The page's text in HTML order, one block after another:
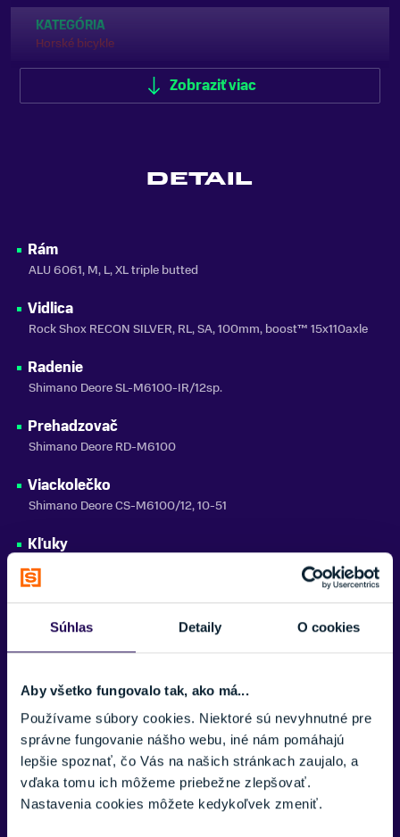
Súhlas Detaily O cookies
Aby všetko fungovalo tak, ako má...
Používame súbory cookies. Niektoré sú nevyhnutné pre
správne fungovanie nášho webu, iné nám pomáhajú
lepšie spoznať, čo Vás na našich stránkach zaujalo, a
vďaka tomu ich môžeme priebežne zlepšovať.
Nastavenia cookies môžete kedykoľvek zmeniť.
KATEGÓRIA
Horské bicykle
Predné odpruženie (Hardtail)
VLASTNOSTI BICYKLA
s prehadzovačkou
do 150 kg
2025
CTM
Zobraziť viac
DETAIL
Rám
ALU 6061, M, L, XL triple butted
Vidlica
Rock Shox RECON SILVER, RL, SA, 100mm, boost™ 15x110axle
Radenie
Shimano Deore SL-M6100-IR/12sp.
Prehadzovač
Shimano Deore RD-M6100
Viackolečko
Shimano Deore CS-M6100/12, 10-51
Kľuky
Shimano Deore FC-M6100-1, 32T, 175mm
Brzdy
Shimano BR-MT410 / SMRT54 S/M
WTB STi25, TCS, 29", 32H
Plášte
Maxxis REKON 29x2,40, EXO, TR/REKON RACE 29x2,35, EXO, TR
Náboje
Shimano TC500, CL, F15/R12 thru type axle